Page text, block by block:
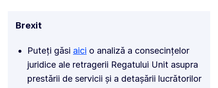
Brexit
Puteți găsi aici o analiză a consecințelor
juridice ale retragerii Regatului Unit asupra
prestării de servicii și a detașării lucrătorilor